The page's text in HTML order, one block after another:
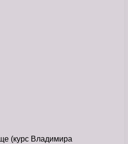
(курс Владимира